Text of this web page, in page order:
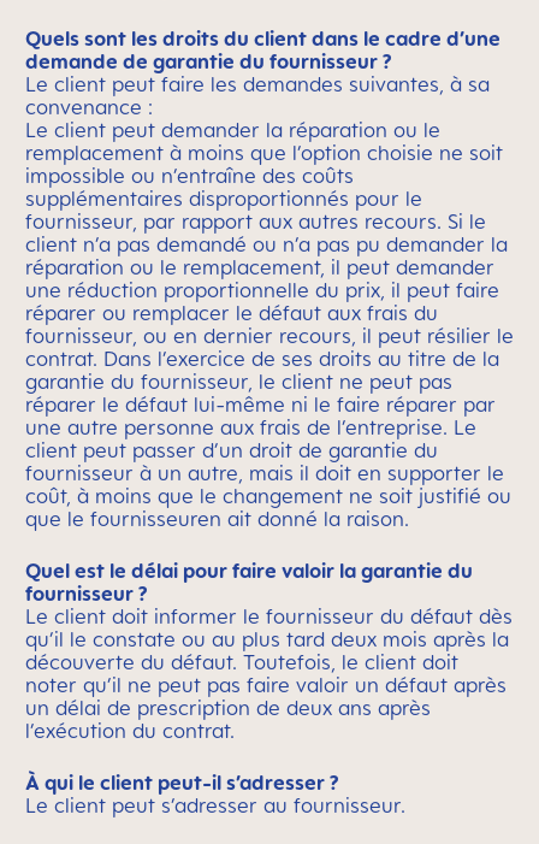
Quels sont les droits du client dans le cadre d’une
demande de garantie du fournisseur ?
Le client peut faire les demandes suivantes, à sa
convenance :
Le client peut demander la réparation ou le
remplacement à moins que l’option choisie ne soit
impossible ou n’entraîne des coûts
supplémentaires disproportionnés pour le
fournisseur, par rapport aux autres recours. Si le
client n’a pas demandé ou n’a pas pu demander la
réparation ou le remplacement, il peut demander
une réduction proportionnelle du prix, il peut faire
réparer ou remplacer le défaut aux frais du
fournisseur, ou en dernier recours, il peut résilier le
contrat. Dans l’exercice de ses droits au titre de la
garantie du fournisseur, le client ne peut pas
réparer le défaut lui-même ni le faire réparer par
une autre personne aux frais de l’entreprise. Le
client peut passer d’un droit de garantie du
fournisseur à un autre, mais il doit en supporter le
coût, à moins que le changement ne soit justifié ou
que le fournisseuren ait donné la raison.
Quel est le délai pour faire valoir la garantie du
fournisseur ?
Le client doit informer le fournisseur du défaut dès
qu’il le constate ou au plus tard deux mois après la
découverte du défaut. Toutefois, le client doit
noter qu’il ne peut pas faire valoir un défaut après
un délai de prescription de deux ans après
l’exécution du contrat.
À qui le client peut-il s’adresser ?
Le client peut s’adresser au fournisseur.